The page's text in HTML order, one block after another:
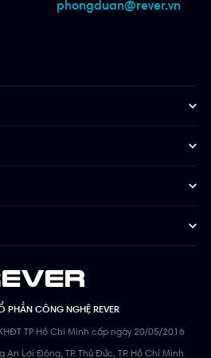
phongduan@rever.vn
PHẦN CÔNG NGHỆ REVER
TP Hồ Chí Minh cấp ngày 20/05/2016
An Lợi Đông, TP. Thủ Đức, TP. Hồ Chí Minh